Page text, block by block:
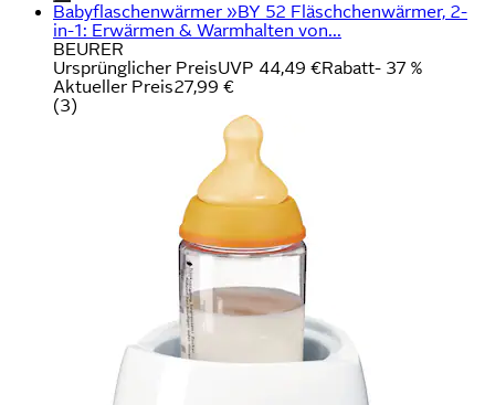
Babyflaschenwärmer »BY 52 Fläschchenwärmer, 2-
in-1: Erwärmen & Warmhalten von...
BEURER
Ursprünglicher PreisUVP 44,49 €Rabatt- 37 %
Aktueller Preis27,99 €
(3)